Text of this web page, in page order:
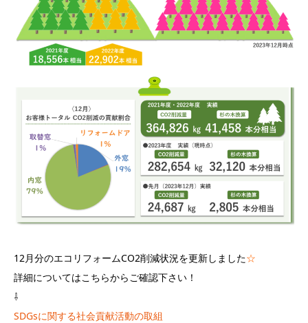
12月分のエコリフォームCO2削減状況を更新しました☆
詳細についてはこちらからご確認下さい！
⇩
SDGsに関する社会貢献活動の取組